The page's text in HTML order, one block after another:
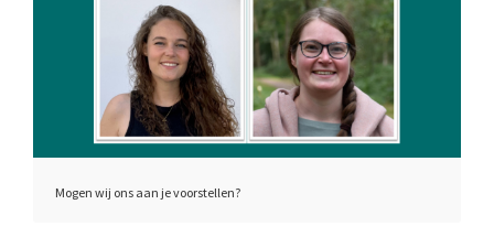
Mogen wij ons aan je voorstellen?